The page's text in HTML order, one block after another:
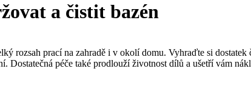
a čistit bazén
rozsah prací na zahradě i v okolí domu. Vyhraďte si
Dostatečná péče také prodlouží životnost dílů a ušetří vám